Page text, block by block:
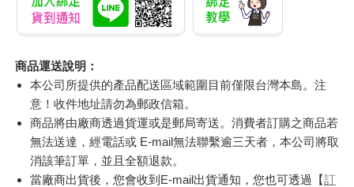
商品運送說明：
本公司所提供的產品配送區域範圍目前僅限台灣本島。注
意！收件地址請勿為郵政信箱。
商品將由廠商透過貨運或是郵局寄送。消費者訂購之商品若
無法送達，經電話或 E-mail無法聯繫逾三天者，本公司將取
消該筆訂單，並且全額退款。
當廠商出貨後，您會收到E-mail出貨通知，您也可透過【訂